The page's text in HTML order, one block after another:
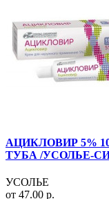
АЦИКЛОВИР 5%
ТУБА /УСОЛЬЕ-
УСОЛЬЕ
от 47.00 р.